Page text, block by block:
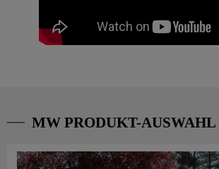
MW PRODUKT-AUSWAHL